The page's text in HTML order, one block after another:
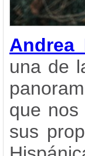
Andrea
una de
que nos
sus